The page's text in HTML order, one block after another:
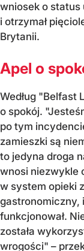
wniosek o status
i otrzymał
Brytanii.
Apel o
Według "Belfast
o spokój.
po tym
zamieszki są
to jedyna droga
wnosi niezwykle
w system opieki
gastronomiczny,
funkcjonował.
została
wrogości" –